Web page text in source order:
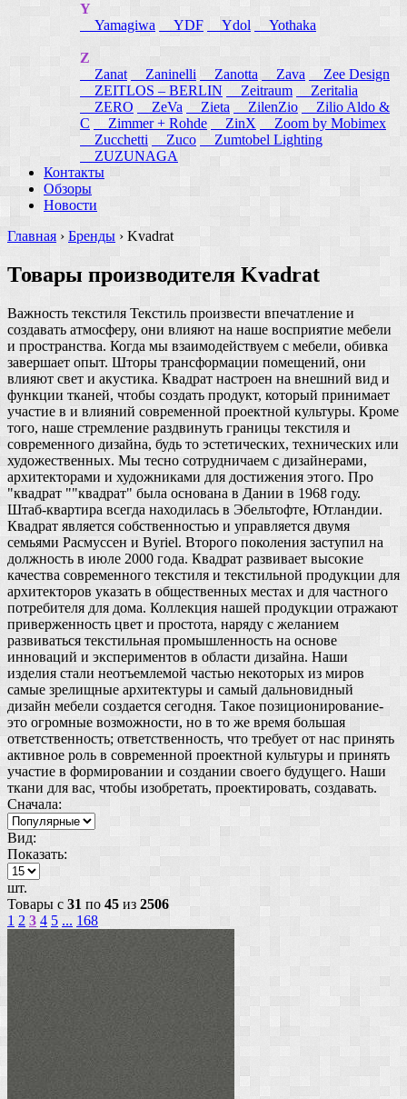
Y
Yamagiwa
YDF Ydol Yothaka
Z
Zanat
Zaninelli Zanotta Zava
Zee Design
ZEITLOS – BERLIN
Zeitraum
Zeritalia
ZERO
ZeVa Zieta ZilenZio
Zilio Aldo &
C
Zimmer + Rohde ZinX
Zoom by Mobimex
Zucchetti
Zuco
Zumtobel Lighting
ZUZUNAGA
Контакты
Обзоры
Новости
Главная › Бренды › Kvadrat
Товары производителя Kvadrat
Важность текстиля Текстиль произвести впечатление и
создавать атмосферу, они влияют на наше восприятие мебели
и пространства. Когда мы взаимодействуем с мебели, обивка
завершает опыт. Шторы трансформации помещений, они
влияют свет и акустика. Квадрат настроен на внешний вид и
функции тканей, чтобы создать продукт, который принимает
участие в и влияний современной проектной культуры. Кроме
того, наше стремление раздвинуть границы текстиля и
современного дизайна, будь то эстетических, технических или
художественных. Мы тесно сотрудничаем с дизайнерами,
архитекторами и художниками для достижения этого. Про
"квадрат ""квадрат" была основана в Дании в 1968 году.
Штаб-квартира всегда находилась в Эбельтофте, Ютландии.
Квадрат является собственностью и управляется двумя
семьями Расмуссен и Byriel. Второго поколения заступил на
должность в июле 2000 года. Квадрат развивает высокие
качества современного текстиля и текстильной продукции для
архитекторов указать в общественных местах и для частного
потребителя для дома. Коллекция нашей продукции отражают
приверженность цвет и простота, наряду с желанием
развиваться текстильная промышленность на основе
инноваций и экспериментов в области дизайна. Наши
изделия стали неотъемлемой частью некоторых из миров
самые зрелищные архитектуры и самый дальновидный
дизайн мебели создается сегодня. Такое позиционирование-
это огромные возможности, но в то же время большая
ответственность; ответственность, что требует от нас принять
активное роль в современной проектной культуры и принять
участие в формировании и создании своего будущего. Наши
ткани для вас, чтобы изобретать, проектировать, создавать.
Сначала:
Вид:
Показать:
шт.
Товары с 31 по 45 из 2506
1 2 3 4 5 ... 168